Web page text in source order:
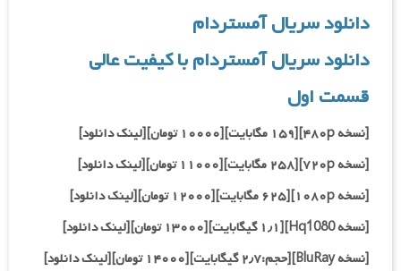
دانلود سریال آمستردام
دانلود سریال آمستردام با کیفیت عالی
قسمت اول
[نسخه ۴۸۰p][۱۵۹ مگابایت][۱۰۰۰۰ تومان][لینک دانلود]
[نسخه ۷۲۰p][۲۵۸ مگابایت][۱۱۰۰۰ تومان][لینک دانلود]
[نسخه ۱۰۸۰p][۶۲۵ مگابایت][۱۲۰۰۰ تومان][لینک دانلود]
[نسخه Hq1080
][۱٫۱ گیگابایت][۱۳۰۰۰ تومان][لینک دانلود]
[نسخه BluRay][حجم:۲٫۷ گیگابایت][۱۴۰۰۰ تومان][لینک دانلود]